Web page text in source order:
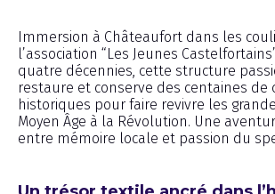
Immersion à Châteaufort dans les
l’association “Les Jeunes
quatre décennies, cette structure
restaure et conserve des centaines de
historiques pour faire revivre les
Moyen Âge à la Révolution. Une
entre mémoire locale et passion du